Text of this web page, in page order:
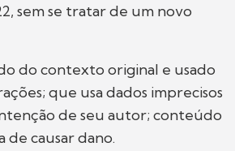
sem se tratar de um novo
do contexto original e usado
que usa dados imprecisos
de seu autor; conteúdo
causar dano.